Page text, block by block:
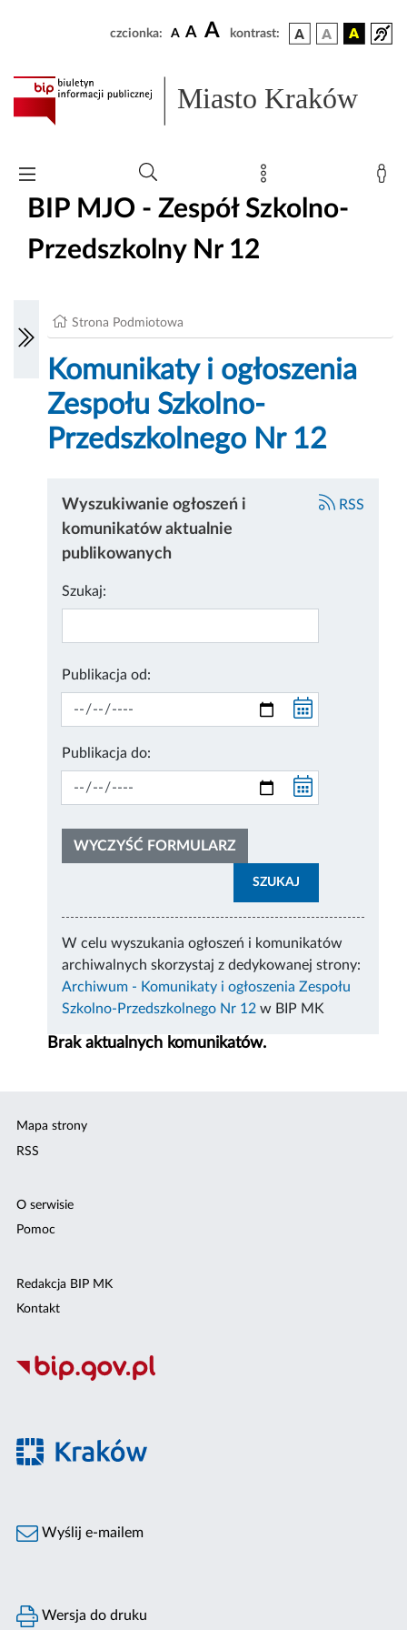
czcionka: A A A kontrast:
Miasto Kraków
BIP MJO - Zespół Szkolno-
Przedszkolny Nr 12
Strona Podmiotowa
Komunikaty i ogłoszenia
Zespołu Szkolno-
Przedszkolnego Nr 12
RSS
Wyszukiwanie ogłoszeń i
komunikatów aktualnie
publikowanych
Szukaj:
Publikacja od:
Publikacja do:
WYCZYŚĆ FORMULARZ
SZUKAJ
W celu wyszukania ogłoszeń i komunikatów
archiwalnych skorzystaj z dedykowanej strony:
Archiwum - Komunikaty i ogłoszenia Zespołu
Szkolno-Przedszkolnego Nr 12 w BIP MK
Brak aktualnych komunikatów.
Mapa strony
RSS
O serwisie
Pomoc
Redakcja BIP MK
Kontakt
Wyślij e-mailem
Wersja do druku